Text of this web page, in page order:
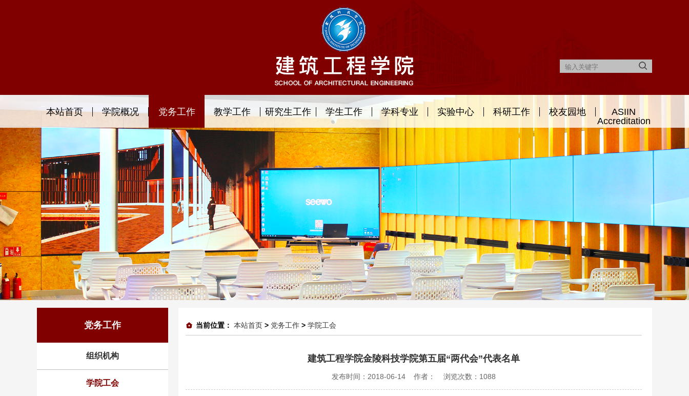
本站首页 学院概况 党务工作 教学工作 研究生工作 学生工作 学科专业 实验中心 科研工作 校友园地
ASIIN
Accreditation
党务工作
组织机构
学院工会
当前位置： 本站首页 > 党务工作 > 学院工会
建筑工程学院金陵科技学院第五届“两代会”代表名单
发布时间：2018-06-14 作者： 浏览次数： 1088